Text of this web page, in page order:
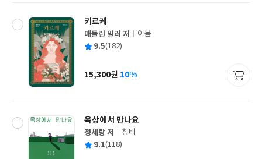
키르케
글
쓴
매들린 밀러 저
출
사
이봄
평 9.5(182)
가
15,300원 10%
옥상에서 만나요
글
쓴
정세랑 저
출
창비
평 9.1(118)